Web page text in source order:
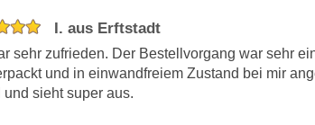
I. aus Erftstadt
sehr zufrieden. Der Bestellvorgang war sehr
und in einwandfreiem Zustand bei mir
und sieht super aus.